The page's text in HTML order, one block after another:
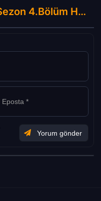
Game of Thrones : 6.Sezon 4.Bölüm Hakkında Yorumlar